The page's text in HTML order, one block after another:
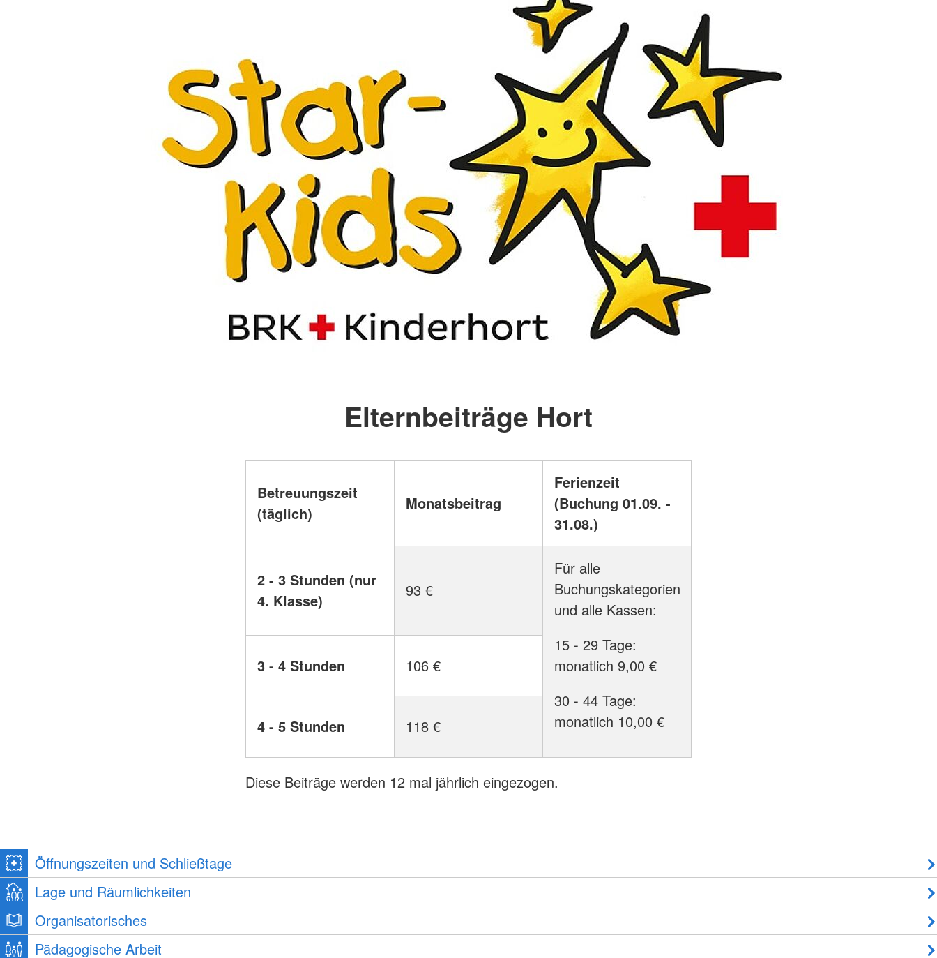
Elternbeiträge Hort
Betreuungszeit
(täglich)
Monatsbeitrag
Ferienzeit
(Buchung 01.09. -
31.08.)
2 - 3 Stunden (nur
4. Klasse)
93 €
Für alle
Buchungskategorien
und alle Kassen:
15 - 29 Tage:
monatlich 9,00 €
30 - 44 Tage:
monatlich 10,00 €
3 - 4 Stunden 106 €
4 - 5 Stunden 118 €
Diese Beiträge werden 12 mal jährlich eingezogen.
Öffnungszeiten und Schließtage
Lage und Räumlichkeiten
Organisatorisches
Pädagogische Arbeit